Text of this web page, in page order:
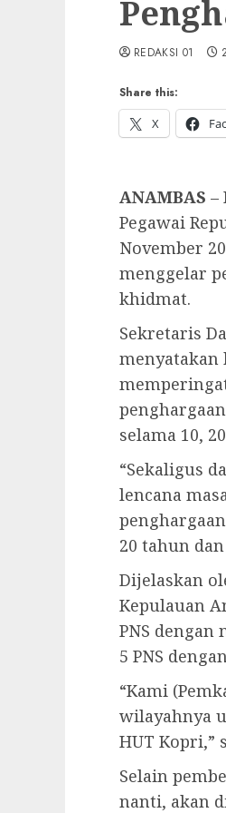
Share this:
X
REDAKSI 01
ANAMBAS –
Pegawai
November
menggelar
khidmat.
Sekretaris
menyatakan
selama 10,
“Sekaligus
lencana
20 tahun
Dijelaskan
Kepulauan
PNS dengan
5 PNS
“Kami
wilayahnya
HUT Kopri,”
Selain
nanti, akan